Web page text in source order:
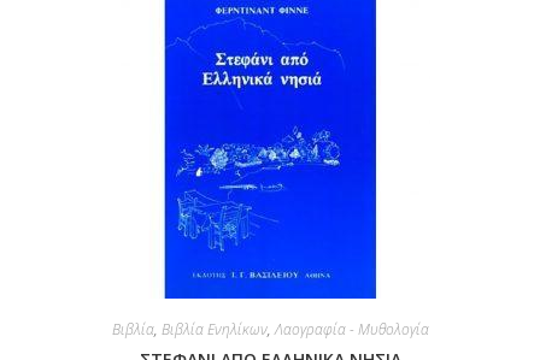
Βιβλία, Βιβλία Ενηλίκων,Λαογραφία - Μυθολογία